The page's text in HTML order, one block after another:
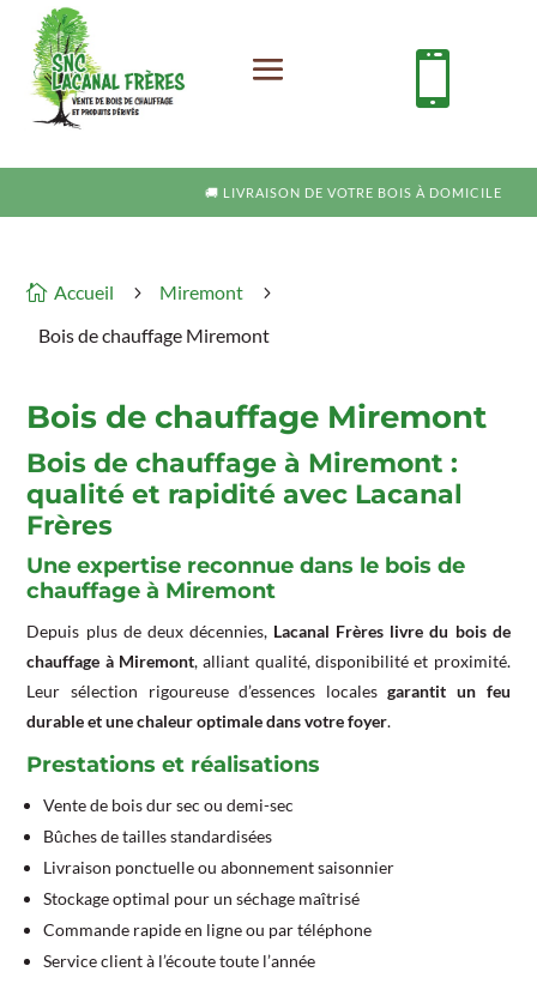

🚚 LIVRAISON DE VOTRE BOIS À DOMICILE
 Accueil 5 Miremont 5
Bois de chauffage Miremont
Bois de chauffage Miremont
Bois de chauffage à Miremont :
qualité et rapidité avec Lacanal
Frères
Une expertise reconnue dans le bois de
chauffage à Miremont
Depuis plus de deux décennies, Lacanal Frères livre du bois de
chauffage à Miremont, alliant qualité, disponibilité et proximité.
Leur sélection rigoureuse d’essences locales garantit un feu
durable et une chaleur optimale dans votre foyer.
Prestations et réalisations
Vente de bois dur sec ou demi-sec
Bûches de tailles standardisées
Livraison ponctuelle ou abonnement saisonnier
Stockage optimal pour un séchage maîtrisé
Commande rapide en ligne ou par téléphone
Service client à l’écoute toute l’année